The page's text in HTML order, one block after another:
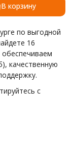
В корзину
по выгодной
16
качественную
с